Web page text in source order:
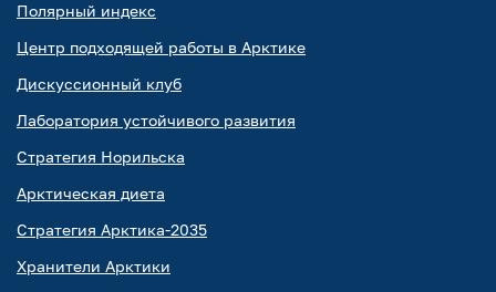
Полярный индекс
Центр подходящей работы в Арктике
Дискуссионный клуб
Лаборатория устойчивого развития
Стратегия Норильска
Арктическая диета
Стратегия Арктика-2035
Хранители Арктики